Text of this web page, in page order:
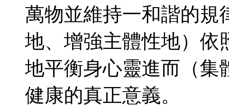
萬物並維持一和諧的規
地、增強主體性地）依
地平衡身心靈進而（集
健康的真正意義。